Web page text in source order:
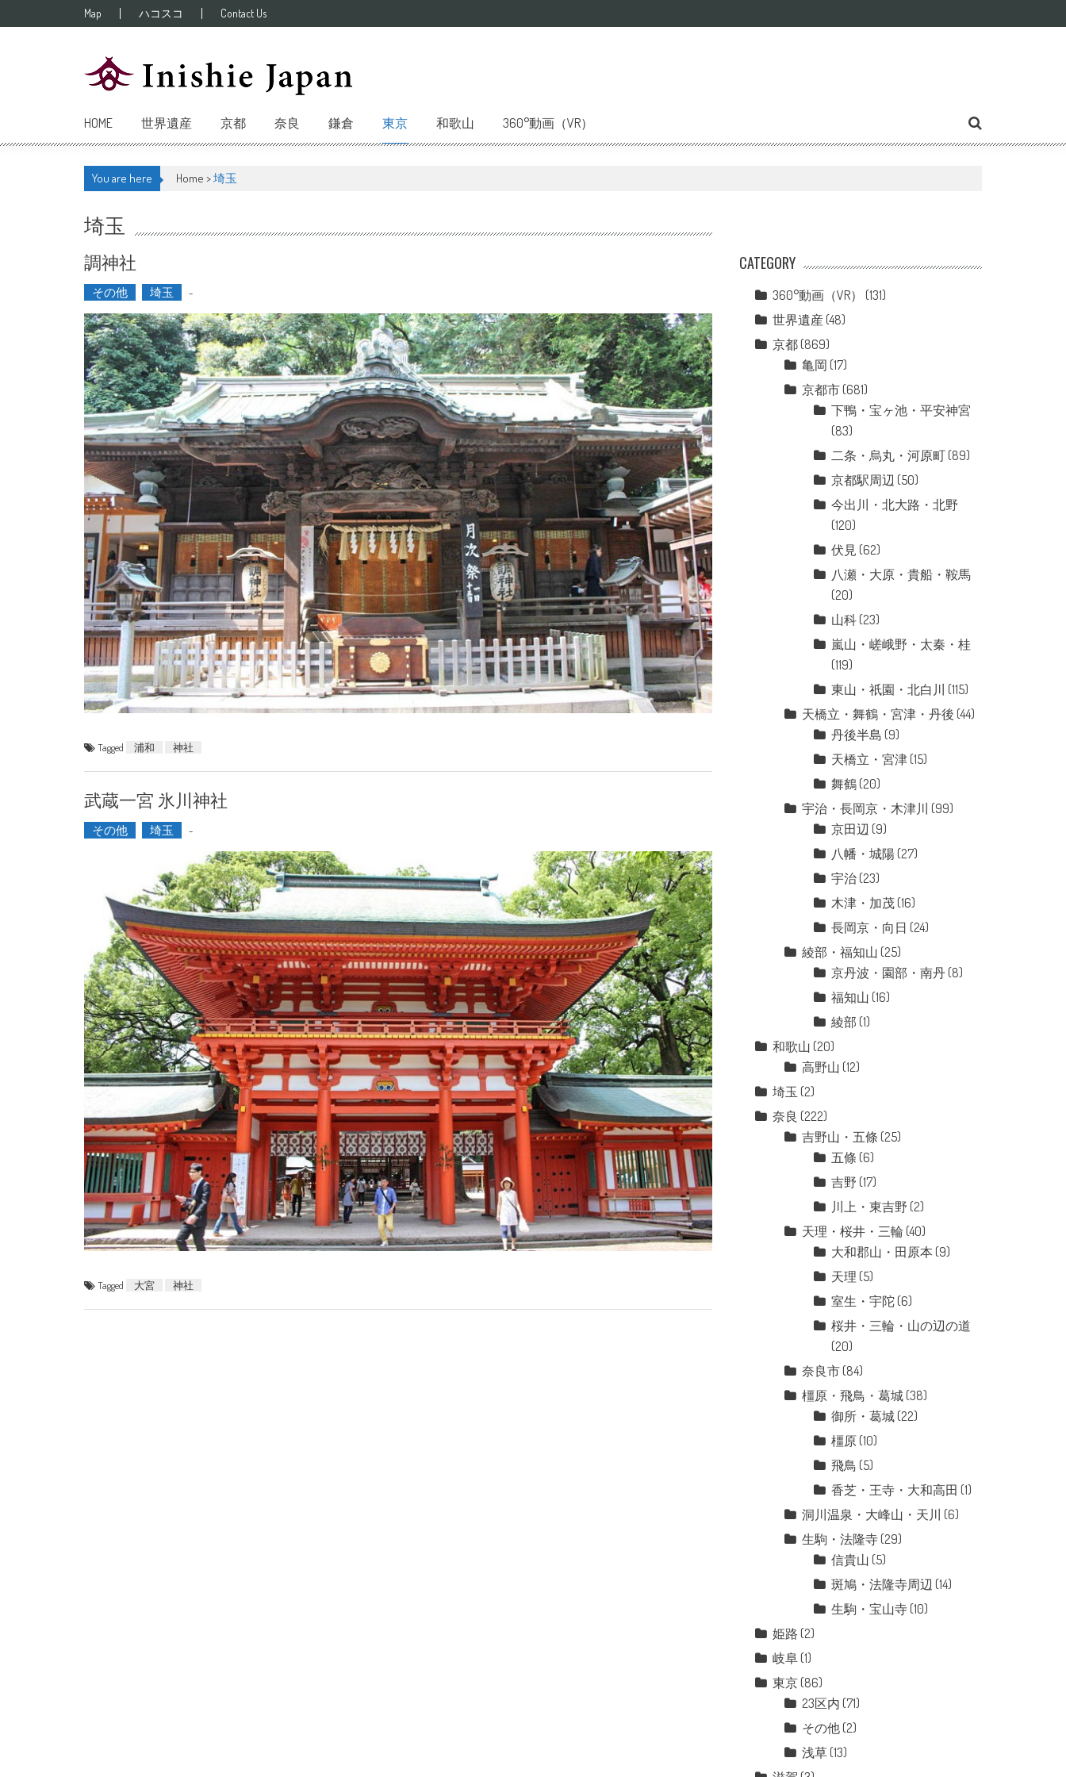
Map ハコスコ Contact Us
HOME 世界遺産 京都 奈良 鎌倉 東京 和歌山 360°動画（VR）
You are here Home >埼玉
埼玉
調神社
その他 埼玉 -
Tagged 浦和 神社
武蔵一宮 氷川神社
その他 埼玉 -
Tagged 大宮 神社
CATEGORY
360°動画（VR）
(131)
世界遺産 (48)
京都 (869)
亀岡 (17)
京都市 (681)
下鴨・宝ヶ池・平安神宮
(83)
二条・烏丸・河原町 (89)
京都駅周辺 (50)
今出川・北大路・北野
(120)
伏見 (62)
八瀬・大原・貴船・鞍馬
(20)
山科 (23)
嵐山・嵯峨野・太秦・桂
(119)
東山・祇園・北白川 (115)
天橋立・舞鶴・宮津・丹後 (44)
丹後半島 (9)
天橋立・宮津 (15)
舞鶴 (20)
宇治・長岡京・木津川 (99)
京田辺 (9)
八幡・城陽 (27)
宇治 (23)
木津・加茂 (16)
長岡京・向日 (24)
綾部・福知山 (25)
京丹波・園部・南丹 (8)
福知山 (16)
綾部 (1)
和歌山 (20)
高野山 (12)
埼玉 (2)
奈良 (222)
吉野山・五條 (25)
五條 (6)
吉野 (17)
川上・東吉野 (2)
天理・桜井・三輪 (40)
大和郡山・田原本 (9)
天理 (5)
室生・宇陀 (6)
桜井・三輪・山の辺の道
(20)
奈良市 (84)
橿原・飛鳥・葛城 (38)
御所・葛城 (22)
橿原 (10)
飛鳥 (5)
香芝・王寺・大和高田 (1)
洞川温泉・大峰山・天川 (6)
生駒・法隆寺 (29)
信貴山 (5)
斑鳩・法隆寺周辺 (14)
生駒・宝山寺 (10)
姫路 (2)
岐阜 (1)
東京 (86)
23区内 (71)
その他 (2)
浅草 (13)